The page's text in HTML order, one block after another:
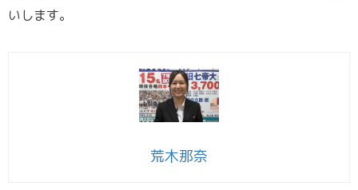
いします。
荒木那奈